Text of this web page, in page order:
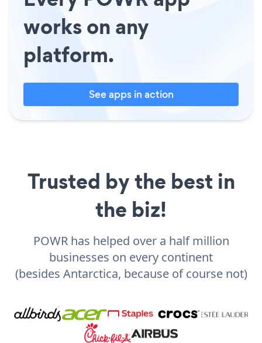
works on any
platform.
See apps in action
Trusted by the best in
the biz!
POWR has helped over a half million
businesses on every continent
(besides Antarctica, because of course not)